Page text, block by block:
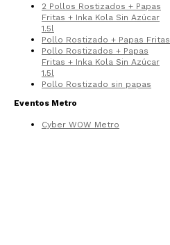
2 Pollos Rostizados + Papas
Fritas + Inka Kola Sin Azúcar
1.5l
Pollo Rostizado + Papas Fritas
Pollo Rostizados + Papas
Fritas + Inka Kola Sin Azúcar
1.5l
Pollo Rostizado sin papas
Eventos Metro
Cyber WOW Metro